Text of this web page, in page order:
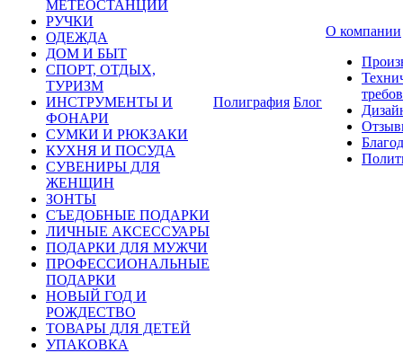
МЕТЕОСТАНЦИИ
РУЧКИ
ОДЕЖДА
ДОМ И БЫТ
СПОРТ, ОТДЫХ,
ТУРИЗМ
ИНСТРУМЕНТЫ И
ФОНАРИ
СУМКИ И РЮКЗАКИ
КУХНЯ И ПОСУДА
СУВЕНИРЫ ДЛЯ
ЖЕНЩИН
ЗОНТЫ
СЪЕДОБНЫЕ ПОДАРКИ
ЛИЧНЫЕ АКСЕССУАРЫ
ПОДАРКИ ДЛЯ МУЖЧИ
ПРОФЕССИОНАЛЬНЫЕ
ПОДАРКИ
НОВЫЙ ГОД И
РОЖДЕСТВО
ТОВАРЫ ДЛЯ ДЕТЕЙ
УПАКОВКА
Полиграфия Блог
О компании